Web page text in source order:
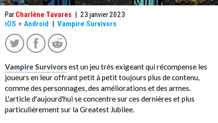
Par Charlène Tavares | 23 janvier 2023
iOS + Android | Vampire Survivors
Vampire Survivorsest un jeu très exigeant qui récompense les
joueurs en leur offrant petit à petit toujours plus de contenu,
comme des personnages, des améliorations et des armes.
L'article d'aujourd'hui se concentre sur ces dernières et plus
particulièrement sur la Greatest Jubilee.